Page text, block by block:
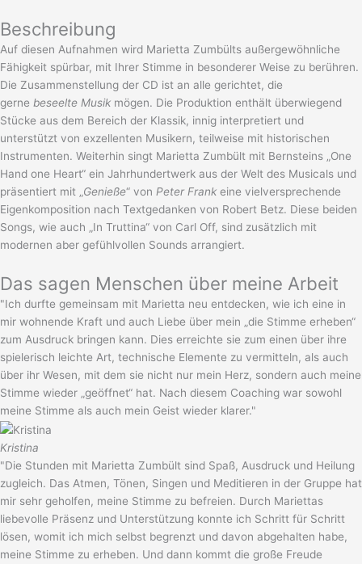
Beschreibung
Auf diesen Aufnahmen wird Marietta Zumbülts außergewöhnliche
Fähigkeit spürbar, mit Ihrer Stimme in besonderer Weise zu berühren.
Die Zusammenstellung der CD ist an alle gerichtet, die
gerne beseelte Musik mögen. Die Produktion enthält überwiegend
Stücke aus dem Bereich der Klassik, innig interpretiert und
unterstützt von exzellenten Musikern, teilweise mit historischen
Instrumenten. Weiterhin singt Marietta Zumbült mit Bernsteins „One
Hand one Heart“ ein Jahrhundertwerk aus der Welt des Musicals und
präsentiert mit „ Genieße“ von Peter Frank eine vielversprechende
Eigenkomposition nach Textgedanken von Robert Betz. Diese beiden
Songs, wie auch „In Truttina“ von Carl Off, sind zusätzlich mit
modernen aber gefühlvollen Sounds arrangiert.
Das sagen Menschen über meine Arbeit
"Ich durfte gemeinsam mit Marietta neu entdecken, wie ich eine in
mir wohnende Kraft und auch Liebe über mein „die Stimme erheben“
zum Ausdruck bringen kann. Dies erreichte sie zum einen über ihre
spielerisch leichte Art, technische Elemente zu vermitteln, als auch
über ihr Wesen, mit dem sie nicht nur mein Herz, sondern auch meine
Stimme wieder „geöffnet“ hat. Nach diesem Coaching war sowohl
meine Stimme als auch mein Geist wieder klarer."
Kristina
"Die Stunden mit Marietta Zumbült sind Spaß, Ausdruck und Heilung
zugleich. Das Atmen, Tönen, Singen und Meditieren in der Gruppe hat
mir sehr geholfen, meine Stimme zu befreien. Durch Mariettas
liebevolle Präsenz und Unterstützung konnte ich Schritt für Schritt
lösen, womit ich mich selbst begrenzt und davon abgehalten habe,
meine Stimme zu erheben. Und dann kommt die große Freude